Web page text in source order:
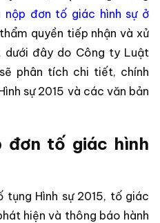
nộp đơn tố giác hình sự ở
quyền tiếp nhận và xử
dưới đây do Công ty Luật
phân tích chi tiết, chính
sự 2015 và các văn bản
đơn tố giác hình
Hình sự 2015, tố giác
hiện và thông báo hành